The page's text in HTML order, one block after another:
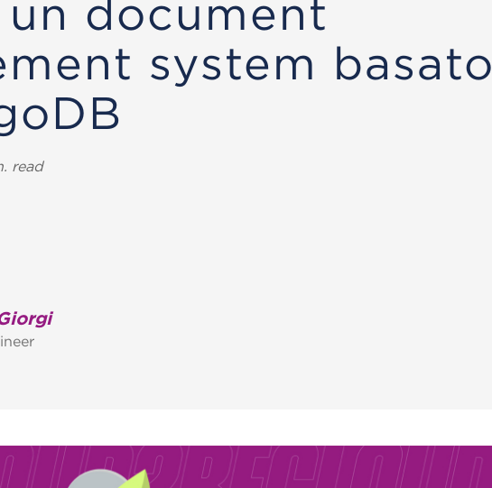
un document
system basato
read